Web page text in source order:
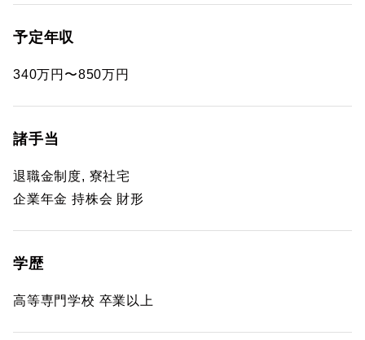
予定年収
340万円〜850万円
諸手当
退職金制度, 寮社宅
企業年金 持株会 財形
学歴
高等専門学校 卒業以上